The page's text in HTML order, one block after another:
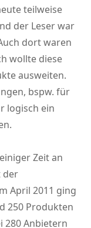
teilweise
der Leser war
dort waren
wollte diese
ausweiten.
bspw. für
logisch ein
Zeit an
der
April 2011 ging
250 Produkten
280 Anbietern